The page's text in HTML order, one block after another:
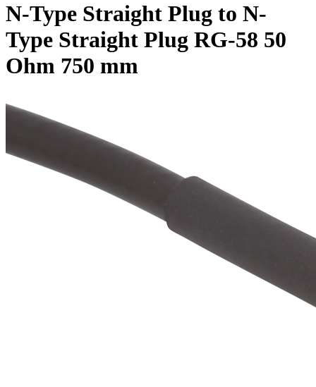
N-Type Straight Plug to N-
Type Straight Plug RG-58 50
Ohm 750 mm